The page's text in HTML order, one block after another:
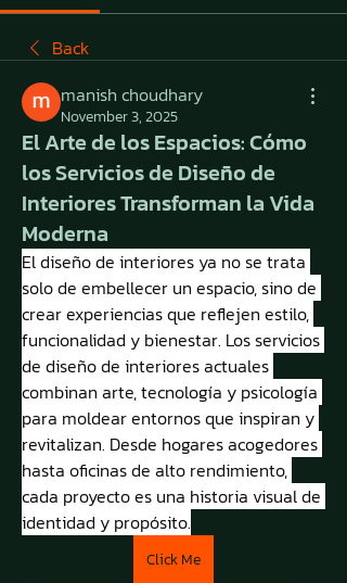
Back
manish choudhary
November 3, 2025
El Arte de los Espacios: Cómo
los Servicios de Diseño de
Interiores Transforman la Vida
Moderna
El diseño de interiores ya no se trata
solo de embellecer un espacio, sino de
crear experiencias que reflejen estilo,
funcionalidad y bienestar. Los servicios
de diseño de interiores actuales
combinan arte, tecnología y psicología
para moldear entornos que inspiran y
revitalizan. Desde hogares acogedores
hasta oficinas de alto rendimiento,
cada proyecto es una historia visual de
identidad y propósito.
Click Me